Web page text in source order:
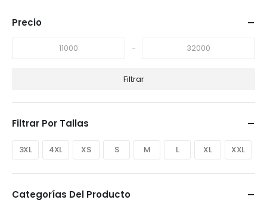
Precio
-
Filtrar
Filtrar Por Tallas
3XL 4XL XS S M L XL XXL
Categorías Del Producto